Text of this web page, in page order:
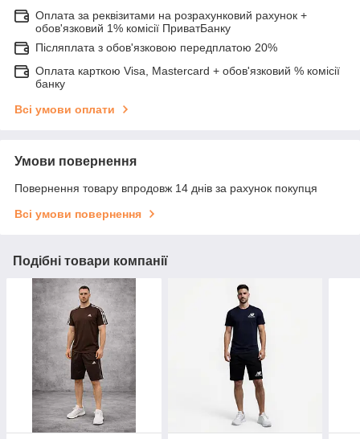
Оплата за реквізитами на розрахунковий рахунок +
обов'язковий 1% комісії ПриватБанку
Післяплата з обов'язковою передплатою 20%
Оплата карткою Visa, Mastercard + обов'язковий % комісії
банку
Всі умови оплати
Умови повернення
Повернення товару впродовж 14 днів за рахунок покупця
Всі умови повернення
Подібні товари компанії